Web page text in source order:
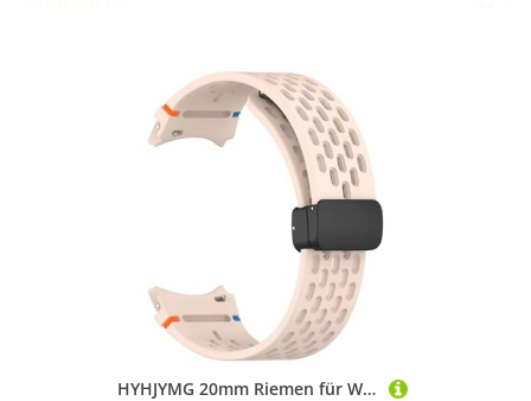
HYHJYMG 20mm Riemen für Watch 4 5 Pro 6 7 7lte 44mm 40mm Uhr 4/6 Klassisches Silikonband ohne Lücken Armbandkorrea